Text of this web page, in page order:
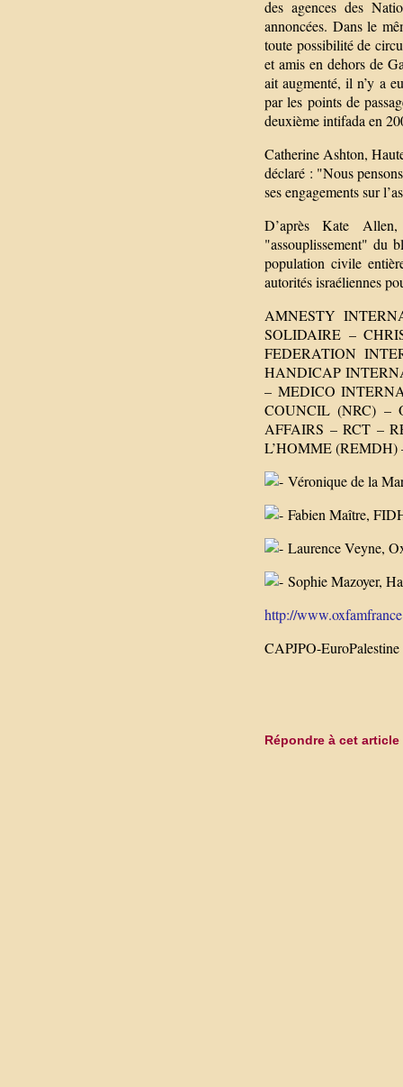
des agences des
annoncées. Dans le
toute possibilité de
et amis en dehors de
ait augmenté, il n’y a
par les points de
deuxième intifada en
Catherine Ashton,
déclaré : "Nous pensons
ses engagements sur
D’après Kate
"assouplissement" du
population civile
autorités israéliennes
AMNESTY
SOLIDAIRE –
FEDERATION
HANDICAP
– MEDICO
COUNCIL (NRC) –
AFFAIRS – RCT –
L’HOMME
Véronique de la
Fabien Maître,
Laurence Veyne,
Sophie Mazoyer,
http://
CAPJPO-EuroPalestine
Répondre à cet article